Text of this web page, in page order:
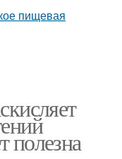
полезна